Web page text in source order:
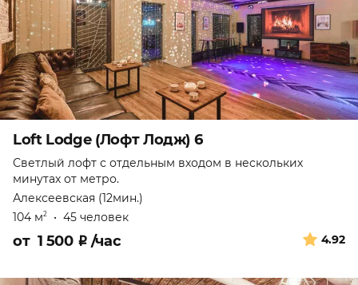
Loft Lodge (Лофт Лодж) 6
Светлый лофт с отдельным входом в нескольких
минутах от метро.
Алексеевская (12мин.)
104 м2 • 45 человек
4.92
от 1 500 ₽ /час